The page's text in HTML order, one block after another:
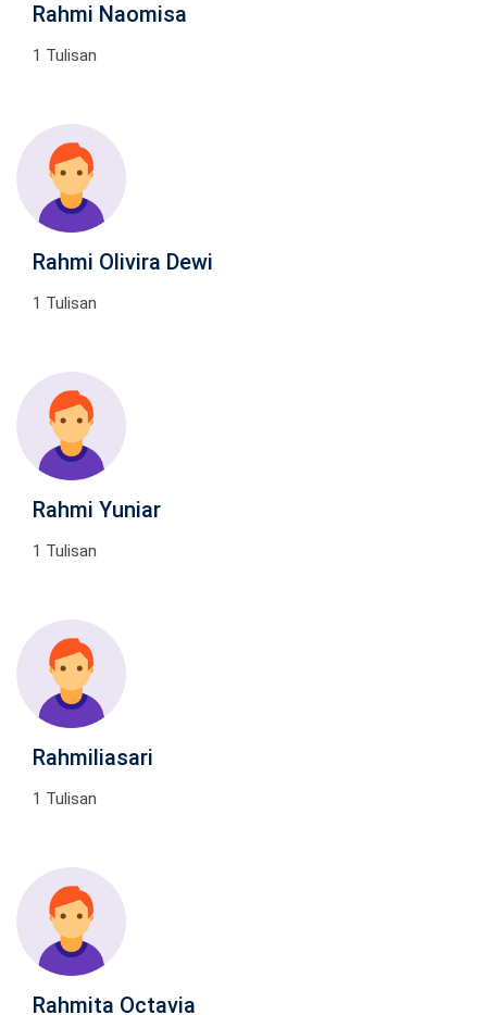
Rahmi Naomisa
1 Tulisan
Rahmi Olivira Dewi
1 Tulisan
Rahmi Yuniar
1 Tulisan
Rahmiliasari
1 Tulisan
Rahmita Octavia